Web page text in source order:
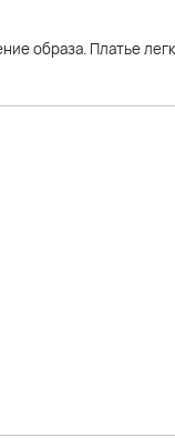
образа. Платье